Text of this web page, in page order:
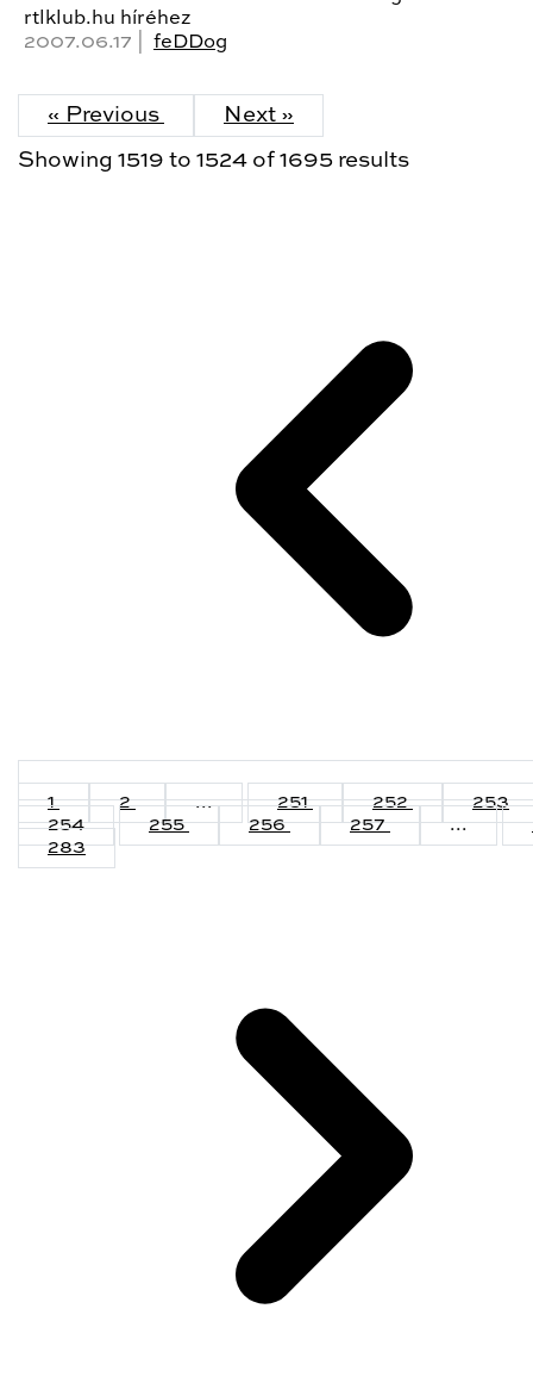
rtlklub.hu híréhez
2007.06.17 | feDDog
« Previous Next »
Showing 1519 to 1524 of 1695 results
1 2 ... 251 252
253
254
255 256 257 ...
283